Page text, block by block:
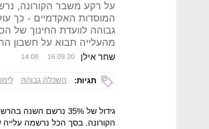
המוסדות האקדמיים - כך
גבוהה לוועדת החינוך של
מהעלייה תבוא על חשבון
שחר אילן 14:08 16.09.20
תגיות: השכלה גבוהה
גידול של 35% נרשם